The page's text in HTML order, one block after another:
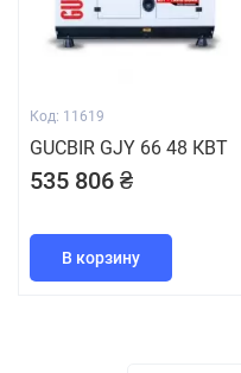
Код: 11619
GUCBIR GJY 66 48 КВТ
535 806 ₴
В корзину